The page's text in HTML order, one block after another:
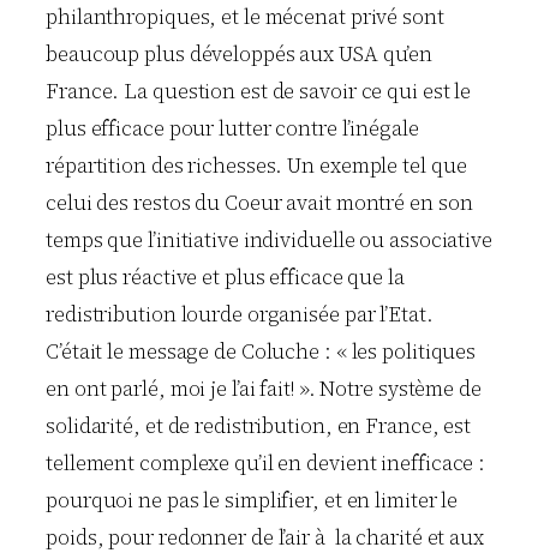
philanthropiques, et le mécenat privé sont
beaucoup plus développés aux USA qu’en
France. La question est de savoir ce qui est le
plus efficace pour lutter contre l’inégale
répartition des richesses. Un exemple tel que
celui des restos du Coeur avait montré en son
temps que l’initiative individuelle ou associative
est plus réactive et plus efficace que la
redistribution lourde organisée par l’Etat.
C’était le message de Coluche : « les politiques
en ont parlé, moi je l’ai fait! ». Notre système de
solidarité, et de redistribution, en France, est
tellement complexe qu’il en devient inefficace :
pourquoi ne pas le simplifier, et en limiter le
poids, pour redonner de l’air à la charité et aux